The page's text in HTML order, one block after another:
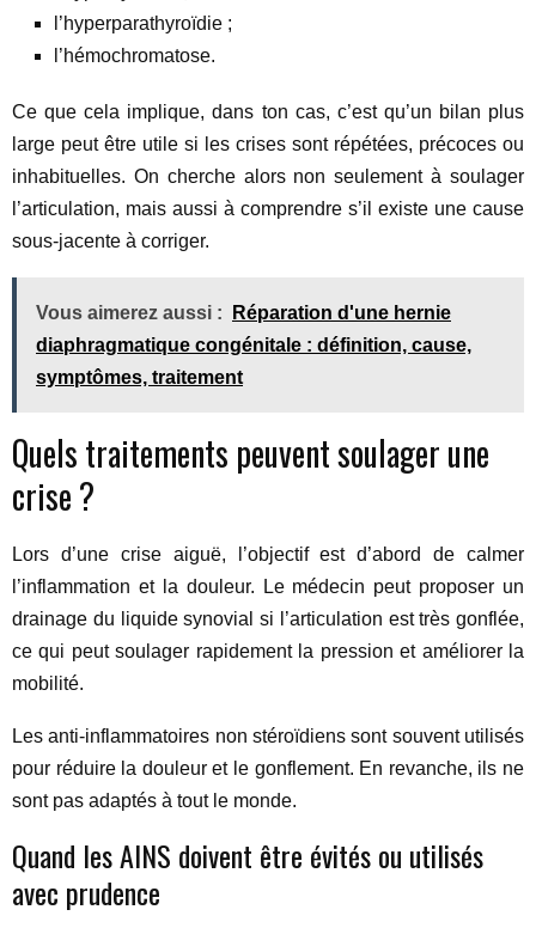
l’hyperparathyroïdie ;
l’hémochromatose.
Ce que cela implique, dans ton cas, c’est qu’un bilan plus
large peut être utile si les crises sont répétées, précoces ou
inhabituelles. On cherche alors non seulement à soulager
l’articulation, mais aussi à comprendre s’il existe une cause
sous-jacente à corriger.
Vous aimerez aussi :
Réparation d'une hernie
diaphragmatique congénitale : définition, cause,
symptômes, traitement
Quels traitements peuvent soulager une
crise ?
Lors d’une crise aiguë, l’objectif est d’abord de calmer
l’inflammation et la douleur. Le médecin peut proposer un
drainage du liquide synovial si l’articulation est très gonflée,
ce qui peut soulager rapidement la pression et améliorer la
mobilité.
Les anti-inflammatoires non stéroïdiens sont souvent utilisés
pour réduire la douleur et le gonflement. En revanche, ils ne
sont pas adaptés à tout le monde.
Quand les AINS doivent être évités ou utilisés
avec prudence